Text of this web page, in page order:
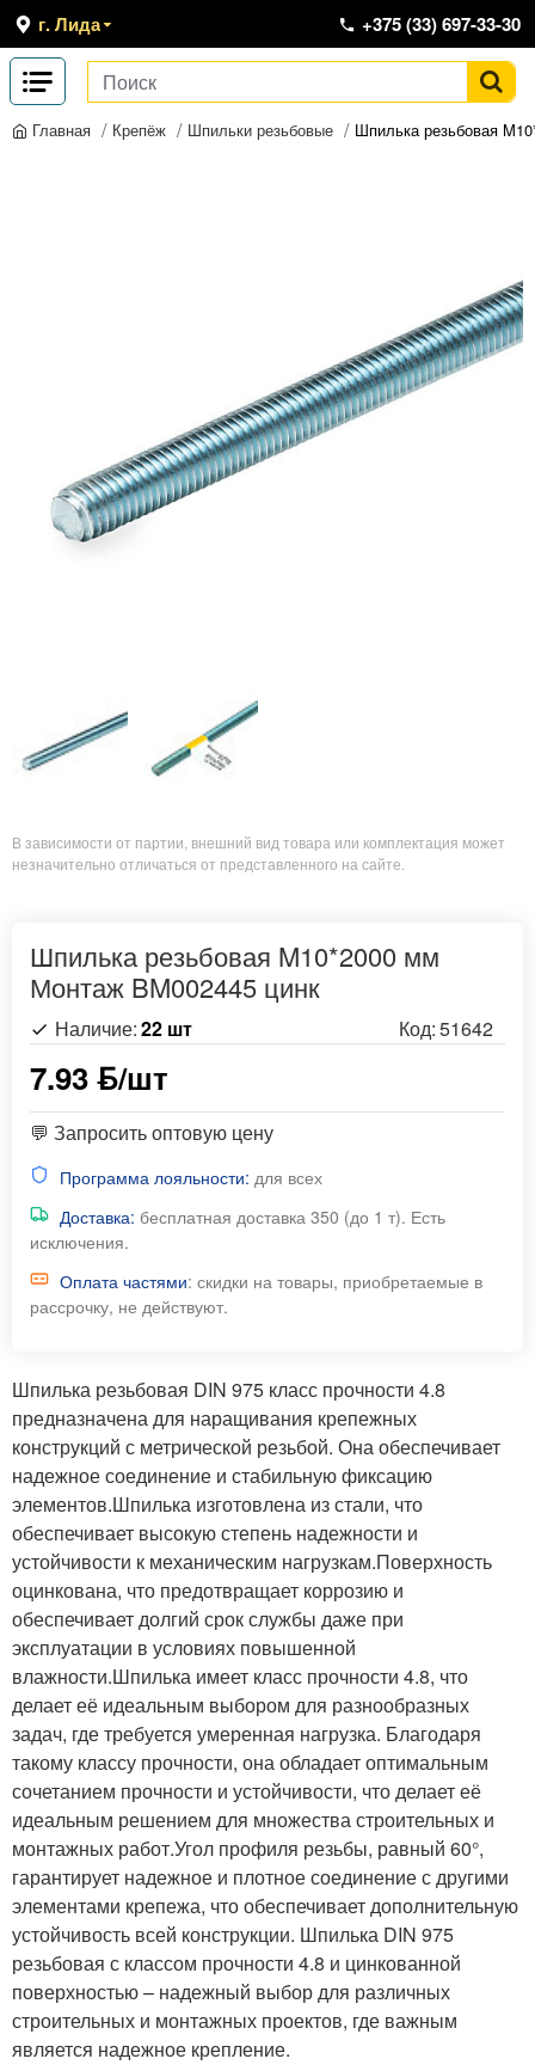
г. Лида +375 (33) 697-33-30
Главная Крепёж Шпильки резьбовые Шпилька резьбовая
В зависимости от партии, внешний вид товара или комплектация может
незначительно отличаться от представленного на сайте.
Шпилька резьбовая M10*2000 мм
Монтаж BM002445 цинк
7.93 ƃ/шт
Наличие:22 шт Код:51642
💬 Запросить оптовую цену
Программа лояльности: для всех
Доставка: бесплатная доставка 350 (до 1 т). Есть
исключения.
Оплата частями: скидки на товары, приобретаемые в
рассрочку, не действуют.
Шпилька резьбовая DIN 975 класс прочности 4.8
предназначена для наращивания крепежных
конструкций с метрической резьбой. Она обеспечивает
надежное соединение и стабильную фиксацию
элементов.Шпилька изготовлена из стали, что
обеспечивает высокую степень надежности и
устойчивости к механическим нагрузкам.Поверхность
оцинкована, что предотвращает коррозию и
обеспечивает долгий срок службы даже при
эксплуатации в условиях повышенной
влажности.Шпилька имеет класс прочности 4.8, что
делает её идеальным выбором для разнообразных
задач, где требуется умеренная нагрузка. Благодаря
такому классу прочности, она обладает оптимальным
сочетанием прочности и устойчивости, что делает её
идеальным решением для множества строительных и
монтажных работ.Угол профиля резьбы, равный 60°,
гарантирует надежное и плотное соединение с другими
элементами крепежа, что обеспечивает дополнительную
устойчивость всей конструкции. Шпилька DIN 975
резьбовая с классом прочности 4.8 и цинкованной
поверхностью – надежный выбор для различных
строительных и монтажных проектов, где важным
является надежное крепление.